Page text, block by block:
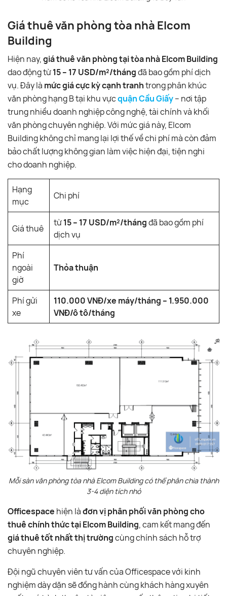
Giá thuê văn phòng tòa nhà Elcom
Building
Hiện nay,giá thuê văn phòng tại tòa nhà Elcom Building
dao động từ15 – 17 USD/m²/thángđã bao gồm phí dịch
vụ. Đây là mức giá cực kỳ cạnh tranhtrong phân khúc
văn phòng hạng B tại khu vựcquận Cầu Giấy– nơi tập
trung nhiều doanh nghiệp công nghệ, tài chính và khối
văn phòng chuyên nghiệp. Với mức giá này, Elcom
Building không chỉ mang lại lợi thế về chi phí mà còn đảm
bảo chất lượng không gian làm việc hiện đại, tiện nghi
cho doanh nghiệp.
Hạng
mục
Chi phí
Giá thuê
từ15 – 17 USD/m²/thángđã bao gồm phí
dịch vụ
Phí
ngoài
giờ
Thỏa thuận
Phí gửi
xe
110.000 VNĐ/xe máy/tháng – 1.950.000
VNĐ/ô tô/tháng
Mỗi sàn văn phòng tòa nhà Elcom Building có thể phân chia thành
3-4 diện tích nhỏ
Officespace hiện làđơn vị phân phối văn phòng cho
thuê chính thức tại Elcom Building, cam kết mang đến
giá thuê tốt nhất thị trườngcùng chính sách hỗ trợ
chuyên nghiệp.
Đội ngũ chuyên viên tư vấn của Officespace với kinh
nghiệm dày dặn sẽ đồng hành cùng khách hàng xuyên